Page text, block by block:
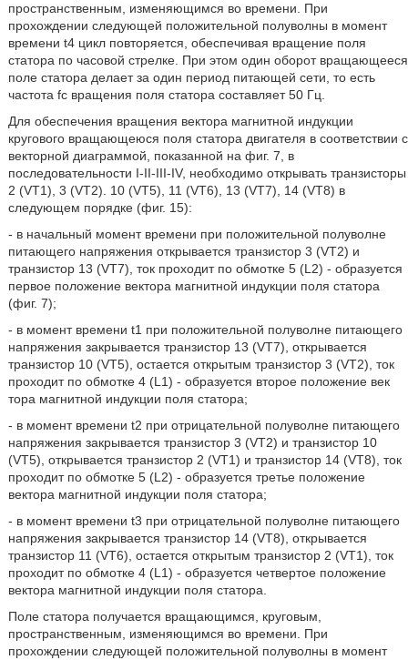
пространственным, изменяющимся во времени. При
прохождении следующей положительной полуволны в момент
времени t4 цикл повторяется, обеспечивая вращение поля
статора по часовой стрелке. При этом один оборот вращающееся
поле статора делает за один период питающей сети, то есть
частота fc вращения поля статора составляет 50 Гц.
Для обеспечения вращения вектора магнитной индукции
кругового вращающеюся поля статора двигателя в соответствии с
векторной диаграммой, показанной на фиг. 7, в
последовательности I-II-III-IV, необходимо открывать транзисторы
2 (VT1), 3 (VT2). 10 (VT5), 11 (VT6), 13 (VT7), 14 (VT8) в
следующем порядке (фиг. 15):
- в начальный момент времени при положительной полуволне
питающего напряжения открывается транзистор 3 (VT2) и
транзистор 13 (VT7), ток проходит по обмотке 5 (L2) - образуется
первое положение вектора магнитной индукции поля статора
(фиг. 7);
- в момент времени t1 при положительной полуволне питающего
напряжения закрывается транзистор 13 (VT7), открывается
транзистор 10 (VT5), остается открытым транзистор 3 (VT2), ток
проходит по обмотке 4 (L1) - образуется второе положение век
тора магнитной индукции поля статора;
- в момент времени t2 при отрицательной полуволне питающего
напряжения закрывается транзистор 3 (VT2) и транзистор 10
(VT5), открывается транзистор 2 (VT1) и транзистор 14 (VT8), ток
проходит по обмотке 5 (L2) - образуется третье положение
вектора магнитной индукции поля статора;
- в момент времени t3 при отрицательной полуволне питающего
напряжения закрывается транзистор 14 (VT8), открывается
транзистор 11 (VT6), остается открытым транзистор 2 (VT1), ток
проходит по обмотке 4 (L1) - образуется четвертое положение
вектора магнитной индукции поля статора.
Поле статора получается вращающимся, круговым,
пространственным, изменяющимся во времени. При
прохождении следующей положительной полуволны в момент